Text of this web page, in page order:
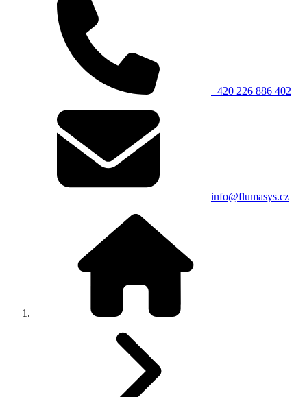
+420 226 886 402
info@flumasys.cz